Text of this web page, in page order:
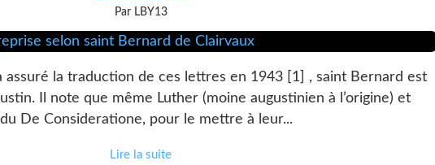
Par LBY13
assuré la traduction de ces lettres en 1943 [1] , saint Bernard est
Il note que même Luther (moine augustinien à l’origine) et
De Consideratione, pour le mettre à leur...
Lire la suite